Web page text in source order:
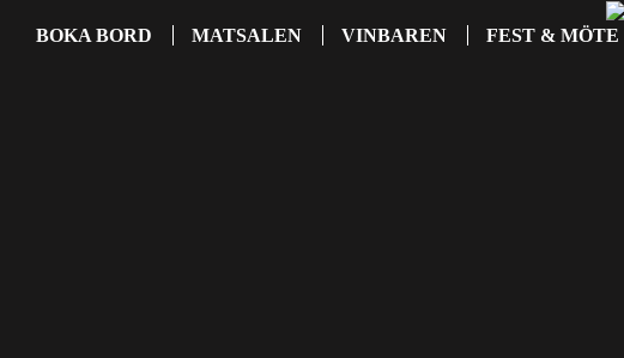
BOKA BORD MATSALEN VINBAREN FEST & MÖTE